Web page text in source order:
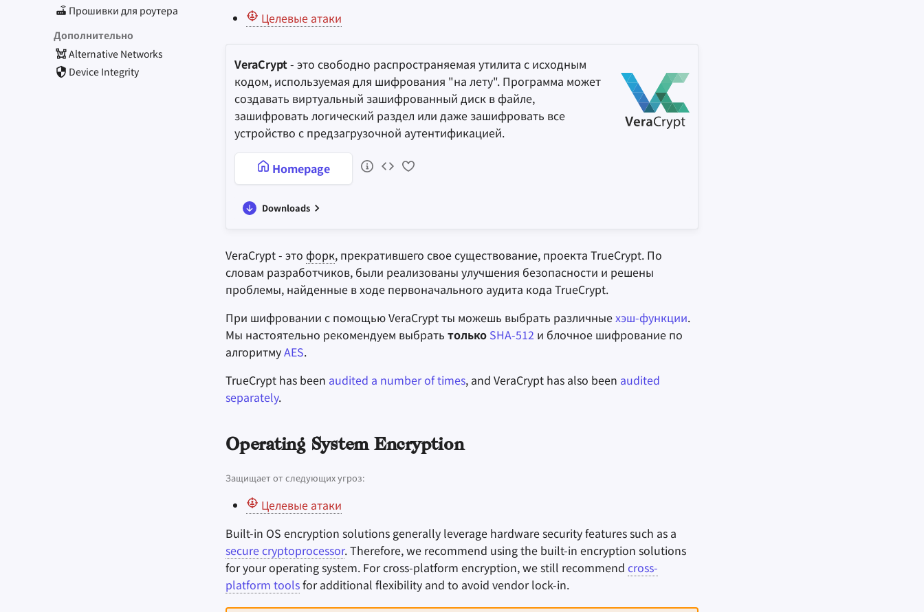
Базовые приложения
Прошивки для роутера
Дополнительно
Alternative Networks
Device Integrity
Целевые атаки
VeraCrypt- это свободно распространяемая утилита с исходным
кодом, используемая для шифрования "на лету". Программа может
создавать виртуальный зашифрованный диск в файле,
зашифровать логический раздел или даже зашифровать все
устройство с предзагрузочной аутентификацией.
Homepage
Downloads
VeraCrypt - это форк, прекратившего свое существование, проекта TrueCrypt. По
словам разработчиков, были реализованы улучшения безопасности и решены
проблемы, найденные в ходе первоначального аудита кода TrueCrypt.
При шифровании с помощью VeraCrypt ты можешь выбрать различныехэш-функции.
Мы настоятельно рекомендуем выбрать только SHA-512 и блочное шифрование по
алгоритмуAES.
TrueCrypt has been audited a number of times, and VeraCrypt has also been audited
separately.
Operating System Encryption
Защищает от следующих угроз:
Целевые атаки
Built-in OS encryption solutions generally leverage hardware security features such as a
secure cryptoprocessor. Therefore, we recommend using the built-in encryption solutions
for your operating system. For cross-platform encryption, we still recommend cross-
platform toolsfor additional flexibility and to avoid vendor lock-in.